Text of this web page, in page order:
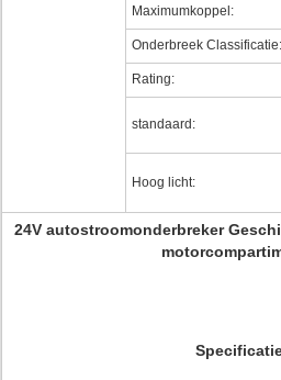
Maximumkoppel:
Onderbreek Classificatie:
Rating:
standaard:
Hoog licht:
24V autostroomonderbreker